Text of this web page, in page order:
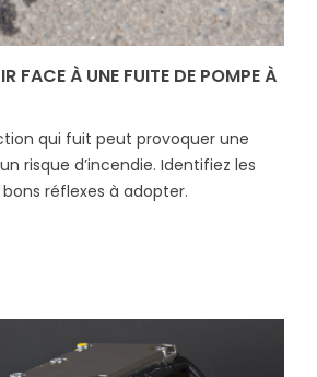
FACE À UNE FUITE DE POMPE À
qui fuit peut provoquer une
risque d’incendie. Identifiez les
réflexes à adopter.